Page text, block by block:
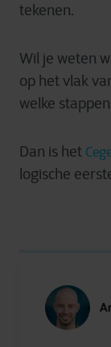
tekenen.
Wil je weten
op het vlak
welke
Dan is het
logische